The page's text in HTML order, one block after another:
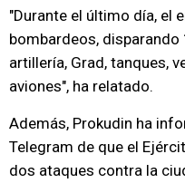
"Durante el último día, el
bombardeos,
artillería, Grad, tanques,
aviones", ha relatado.
Además, Prokudin ha
Telegram de que el
dos ataques contra la